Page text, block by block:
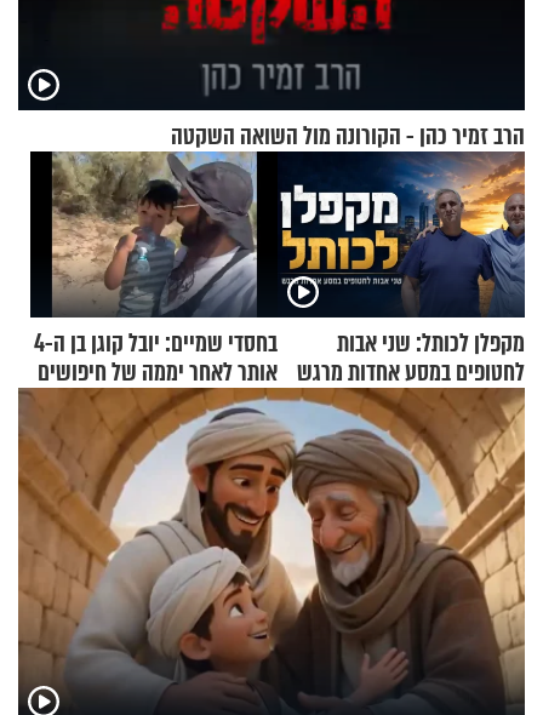
הרב זמיר כהן - הקורונה מול השואה השקטה
מקפלן לכותל: שני אבות
לחטופים במסע אחדות מרגש
בחסדי שמיים: יובל קוגן בן ה-4
אותר לאחר יממה של חיפושים